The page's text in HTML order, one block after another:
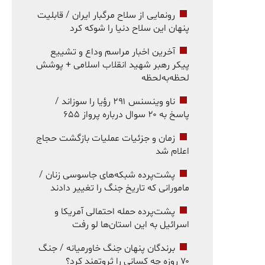
رونمایی از سلاح مرگبار ایران / قابلیت
پنهان این سلاح دنیا را شوکه کرد
آخرین اخبار مراسم وداع و تشییع
پیکر رهبر شهید انقلاب اسلامی + پوشش
لحظه‌به‌لحظه
ناو وینسنس ۲۹۱ رؤیا را سوزاند /
پاسخ به ۲۰ سوال درباره پرواز ۶۵۵
زمان و جزئیات عملیات بازگشت حجاج
اعلام شد
پشت‌پرده شبکه‌های جاسوسی زنان /
مامورانی که تاریخ جنگ را تغییر دادند
پشت‌پرده حمله احتمالی آمریکا و
اسرائیل به این استان‌ها لو رفت
برندگان پنهان جنگ خاورمیانه / جنگ
۷۰ روزه چه کسانی را ثروتمند کرد؟